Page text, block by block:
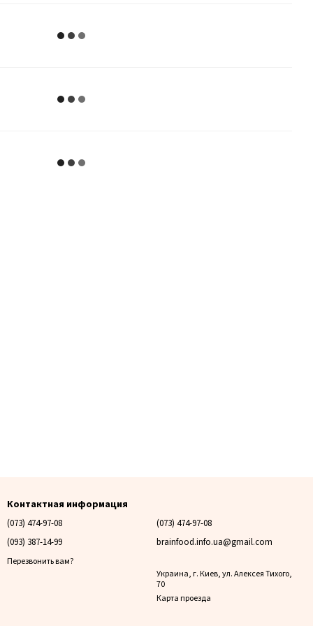
Контактная информация
(073) 474-97-08
(093) 387-14-99
Перезвонить вам?
(073) 474-97-08
brainfood.info.ua@gmail.com
Украина, г. Киев, ул. Алексея Тихого,
70
Карта проезда